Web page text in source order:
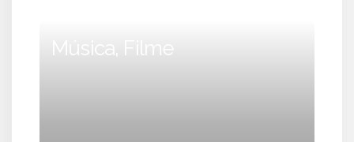
Música, Filme